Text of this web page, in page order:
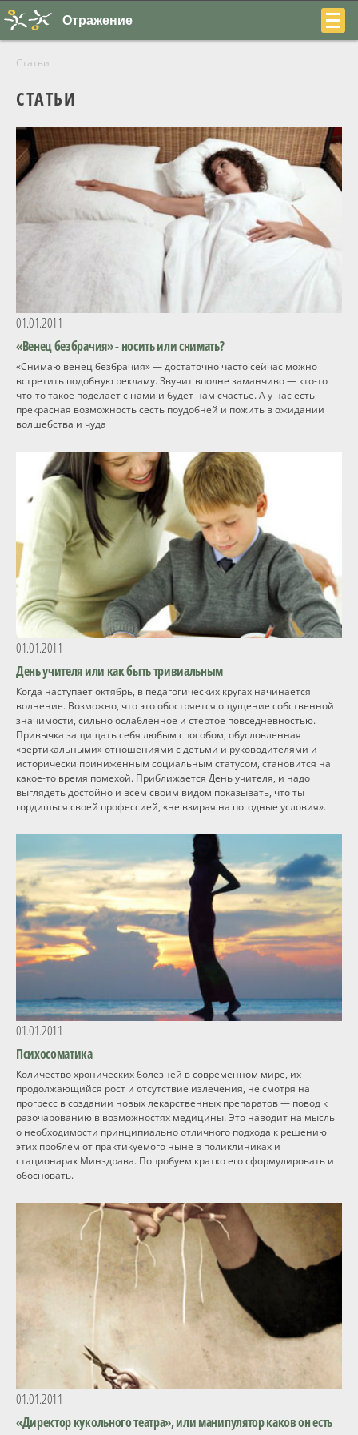
+7
(831)
230-
04
О центре
Программы
Вебинары
Персоналии
Статьи
Новости
Контакты
Отражение
Статьи
СТАТЬИ
01.01.2011
«Венец безбрачия» - носить или снимать?
«Снимаю венец безбрачия» — достаточно часто сейчас можно
встретить подобную рекламу. Звучит вполне заманчиво — кто-то
что-то такое поделает с нами и будет нам счастье. А у нас есть
прекрасная возможность сесть поудобней и пожить в ожидании
волшебства и чуда
01.01.2011
День учителя или как быть тривиальным
Когда наступает октябрь, в педагогических кругах начинается
волнение. Возможно, что это обостряется ощущение собственной
значимости, сильно ослабленное и стертое повседневностью.
Привычка защищать себя любым способом, обусловленная
«вертикальными» отношениями с детьми и руководителями и
исторически приниженным социальным статусом, становится на
какое-то время помехой. Приближается День учителя, и надо
выглядеть достойно и всем своим видом показывать, что ты
гордишься своей профессией, «не взирая на погодные условия».
01.01.2011
Психосоматика
Количество хронических болезней в современном мире, их
продолжающийся рост и отсутствие излечения, не смотря на
прогресс в создании новых лекарственных препаратов — повод к
разочарованию в возможностях медицины. Это наводит на мысль
о необходимости принципиально отличного подхода к решению
этих проблем от практикуемого ныне в поликлиниках и
стационарах Минздрава. Попробуем кратко его сформулировать и
обосновать.
01.01.2011
«Директор кукольного театра», или манипулятор каков он есть